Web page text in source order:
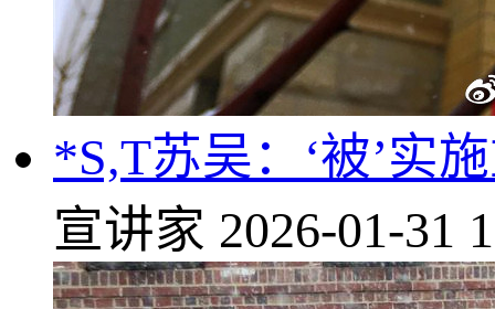
*S,T苏吴：‘被’实
宣讲家 2026-01-31